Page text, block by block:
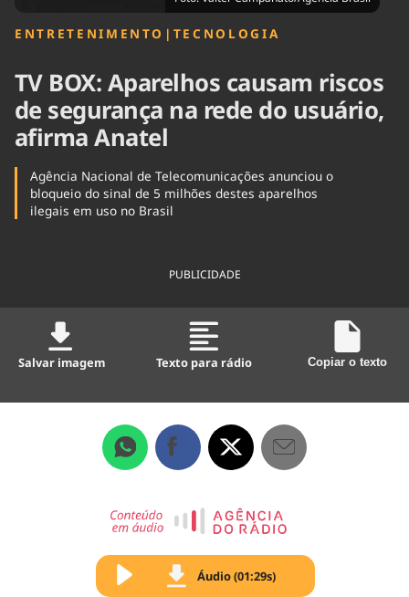
ENTRETENIMENTO | TECNOLOGIA
TV BOX: Aparelhos causam riscos
de segurança na rede do usuário,
afirma Anatel
Agência Nacional de Telecomunicações anunciou o
bloqueio do sinal de 5 milhões destes aparelhos
ilegais em uso no Brasil
PUBLICIDADE
Salvar imagem Texto para rádio Copiar o texto
Áudio (01:29s)